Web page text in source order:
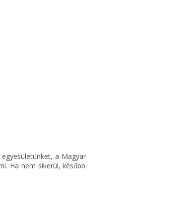
a Magyar
Ha nem sikerül, később